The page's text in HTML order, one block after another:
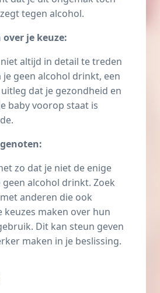
tegen alcohol.
over je keuze:
niet altijd in detail te treden
geen alcohol drinkt, een
dat je gezondheid en
baby voorop staat is
zo dat je niet de enige
geen alcohol drinkt. Zoek
anderen die ook
keuzes maken over hun
Dit kan steun geven
maken in je beslissing.